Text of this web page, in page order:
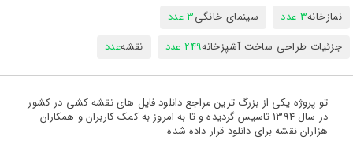
نمازخانه3 عدد سینمای خانگی3 عدد
جزئیات طراحی ساخت آشپزخانه249 عدد نقشهعدد
تو پروژه یکی از بزرگ ترین مراجع دانلود فایل های نقشه کشی در کشور
در سال 1394 تاسیس گردیده و تا به امروز به کمک کاربران و همکاران
هزاران نقشه برای دانلود قرار داده شده